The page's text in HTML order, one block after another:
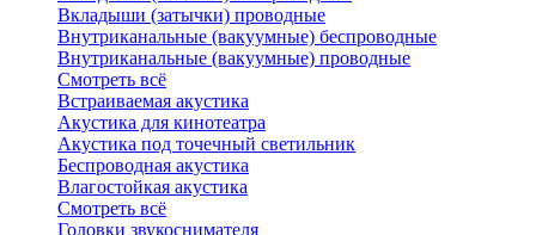
Вкладыши (затычки) проводные
Внутриканальные (вакуумные) беспроводные
Внутриканальные (вакуумные) проводные
Смотреть всё
Встраиваемая акустика
Акустика для кинотеатра
Акустика под точечный светильник
Беспроводная акустика
Влагостойкая акустика
Смотреть всё
Головки звукоснимателя